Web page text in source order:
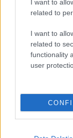
I want to
related to
I want to
related to
functionality
user
πληρώματος
εδάφους
«τρίτη»
έχουν τον
άκουσαν!
Τα κομμάτια